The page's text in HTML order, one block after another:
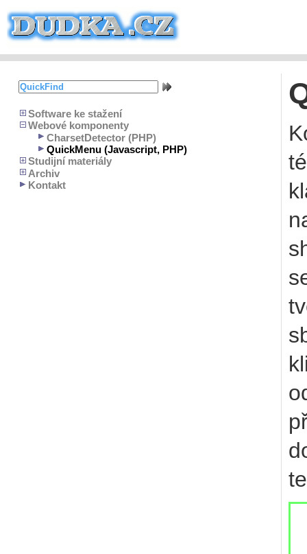
Software ke stažení
Webové komponenty
CharsetDetector (PHP)
QuickMenu (Javascript, PHP)
Studijní materiály
Archiv
Kontakt